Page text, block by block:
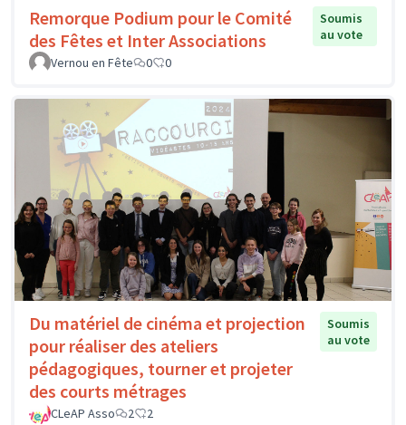
Remorque Podium pour le Comité
des Fêtes et Inter Associations
Soumis
au vote
Vernou en Fête
0 0
Du matériel de cinéma et projection
pour réaliser des ateliers
pédagogiques, tourner et projeter
des courts métrages
Soumis
au vote
CLeAP Asso 2 2